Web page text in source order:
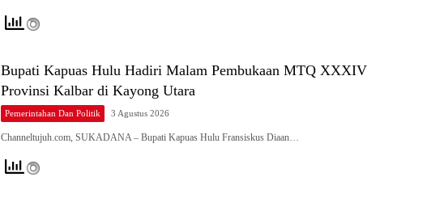
Bupati Kapuas Hulu Hadiri Malam Pembukaan MTQ XXXIV
Provinsi Kalbar di Kayong Utara
Pemerintahan Dan Politik 3 Agustus 2026
Channeltujuh.com, SUKADANA – Bupati Kapuas Hulu Fransiskus Diaan…